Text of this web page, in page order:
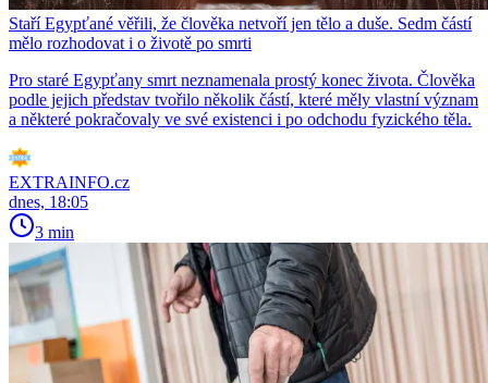
Staří Egypťané věřili, že člověka netvoří jen tělo a duše. Sedm částí
mělo rozhodovat i o životě po smrti
Pro staré Egypťany smrt neznamenala prostý konec života. Člověka
podle jejich představ tvořilo několik částí, které měly vlastní význam
a některé pokračovaly ve své existenci i po odchodu fyzického těla.
EXTRAINFO.cz
dnes, 18:05
3 min